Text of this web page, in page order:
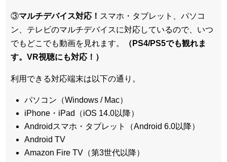
③マルチデバイス対応！ スマホ・タブレット、パソコ
ン、テレビのマルチデバイスに対応しているので、いつ
でもどこでも動画を見れます。
（PS4/PS5でも観れま
す。VR視聴にも対応！）
利用できる対応端末は以下の通り。
パソコン（Windows / Mac）
iPhone・iPad（iOS 14.0以降）
Androidスマホ・タブレット（Android 6.0以降）
Android TV
Amazon Fire TV（第3世代以降）